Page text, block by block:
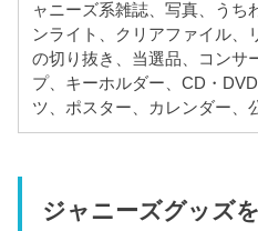
ャニーズ系雑誌、写真、うち
ンライト、クリアファイル、
の切り抜き、当選品、コンサ
プ、キーホルダー、CD・
ツ、ポスター、カレンダー、
ジャニーズグッズ